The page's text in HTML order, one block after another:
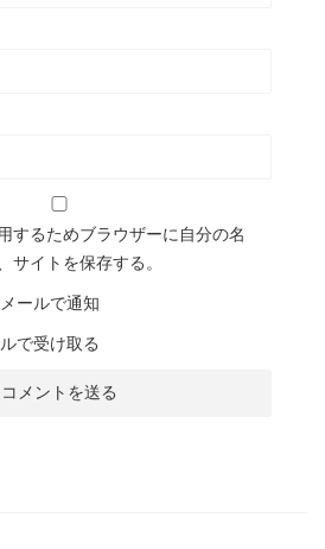
するためブラウザーに自分の名
サイトを保存する。
ールで通知
で受け取る